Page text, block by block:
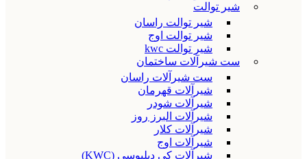
شیر توالت
شیر توالت راسان
شیر توالت اوج
شیر توالت kwc
ست شیرآلات ساختمان
ست شیرآلات راسان
شیرآلات قهرمان
شیرآلات شودر
شیرآلات البرز روز
شیرآلات کلار
شیرآلات اوج
شیرآلات کی دبلیوسی (KWC)